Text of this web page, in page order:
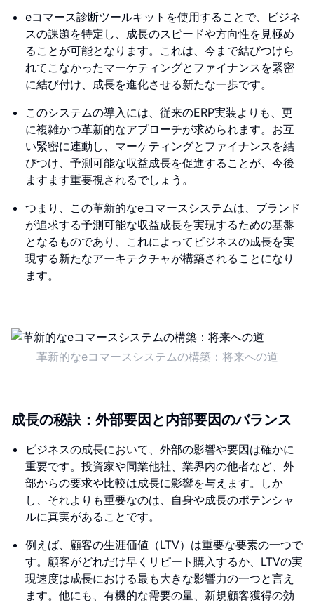
eコマース診断ツールキットを使用することで、ビジネ
スの課題を特定し、成長のスピードや方向性を見極め
ることが可能となります。これは、今まで結びつけら
れてこなかったマーケティングとファイナンスを緊密
に結び付け、成長を進化させる新たな一歩です。
このシステムの導入には、従来のERP実装よりも、更
に複雑かつ革新的なアプローチが求められます。お互
い緊密に連動し、マーケティングとファイナンスを結
びつけ、予測可能な収益成長を促進することが、今後
ますます重要視されるでしょう。
つまり、この革新的なeコマースシステムは、ブランド
が追求する予測可能な収益成長を実現するための基盤
となるものであり、これによってビジネスの成長を実
現する新たなアーキテクチャが構築されることになり
ます。
革新的なeコマースシステムの構築：将来への道
成長の秘訣：外部要因と内部要因のバランス
ビジネスの成長において、外部の影響や要因は確かに
重要です。投資家や同業他社、業界内の他者など、外
部からの要求や比較は成長に影響を与えます。しか
し、それよりも重要なのは、自身や成長のポテンシャ
ルに真実があることです。
例えば、顧客の生涯価値（LTV）は重要な要素の一つで
す。顧客がどれだけ早くリピート購入するか、LTVの実
現速度は成長における最も大きな影響力の一つと言え
ます。他にも、有機的な需要の量、新規顧客獲得の効